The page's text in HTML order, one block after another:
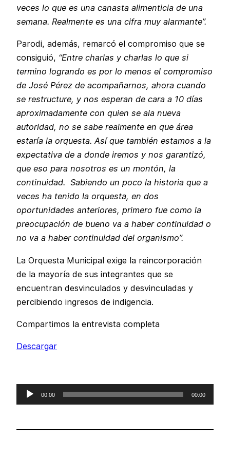
veces lo que es una canasta alimenticia de una
semana. Realmente es una cifra muy alarmante”.
Parodi, además, remarcó el compromiso que se
consiguió, “Entre charlas y charlas lo que si
termino logrando es por lo menos el compromiso
de José Pérez de acompañarnos, ahora cuando
se restructure, y nos esperan de cara a 10 días
aproximadamente con quien se ala nueva
autoridad, no se sabe realmente en que área
estaría la orquesta. Así que también estamos a la
expectativa de a donde iremos y nos garantizó,
que eso para nosotros es un montón, la
continuidad. Sabiendo un poco la historia que a
veces ha tenido la orquesta, en dos
oportunidades anteriores, primero fue como la
preocupación de bueno va a haber continuidad o
no va a haber continuidad del organismo”.
La Orquesta Municipal exige la reincorporación
de la mayoría de sus integrantes que se
encuentran desvinculados y desvinculadas y
percibiendo ingresos de indigencia.
Compartimos la entrevista completa
Descargar
Reproductor
de
00:00 00:00